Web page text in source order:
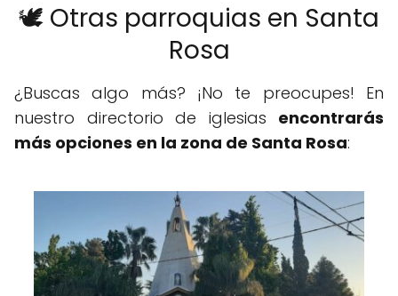
🕊️ Otras parroquias en Santa
Rosa
¿Buscas algo más? ¡No te preocupes! En
nuestro directorio de iglesias encontrarás
más opciones en la zona de Santa Rosa: